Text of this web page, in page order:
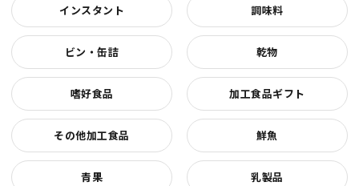
インスタント 調味料
ビン・缶詰 乾物
嗜好食品 加工食品ギフト
その他加工食品 鮮魚
青果 乳製品